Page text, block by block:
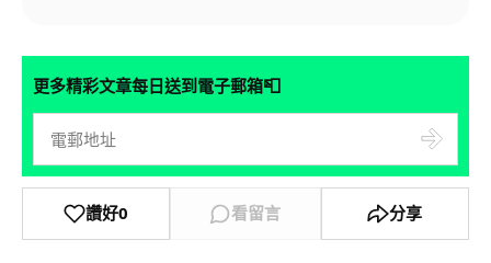
更多精彩文章每日送到電子郵箱📮
讚好0 看留言 分享